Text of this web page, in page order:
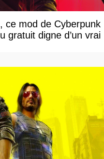
ce mod de Cyberpunk
gratuit digne d’un vrai